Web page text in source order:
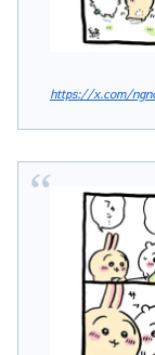
https://x.com/